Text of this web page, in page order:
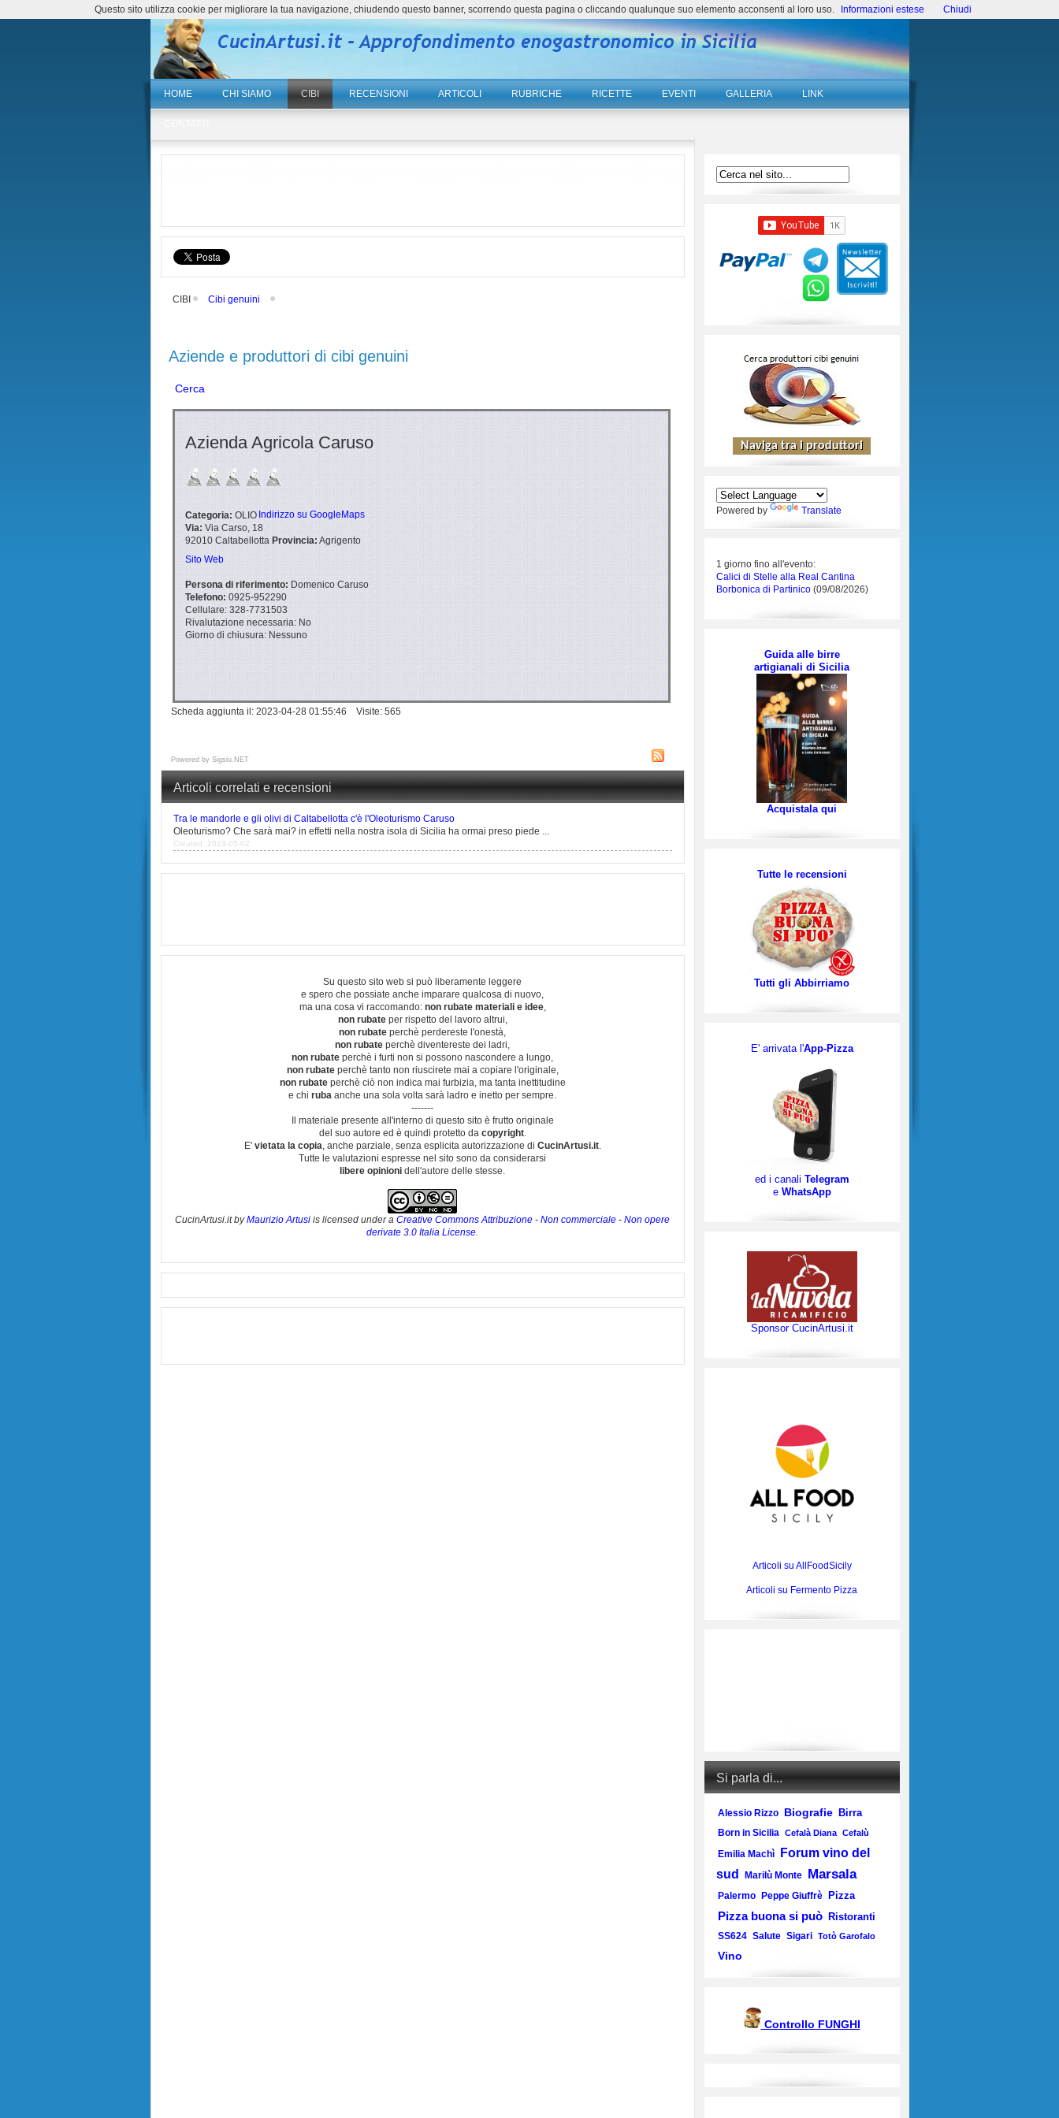
HOME CHI SIAMO CIBI RECENSIONI ARTICOLI RUBRICHE RICETTE EVENTI GALLERIA LINK
CIBI Cibi genuini
Aziende e produttori di cibi genuini
Cerca
Azienda Agricola Caruso
Indirizzo su GoogleMaps
Categoria: OLIO
Via: Via Carso, 18
92010 Caltabellotta Provincia: Agrigento
Sito Web
Persona di riferimento: Domenico Caruso
Telefono: 0925-952290
Cellulare:328-7731503
Rivalutazione necessaria:No
Giorno di chiusura:Nessuno
Scheda aggiunta il: 2023-04-28 01:55:46 Visite: 565
Powered by Sigsiu.NET
Articoli correlati e recensioni
Tra le mandorle e gli olivi di Caltabellotta c'è l'Oleoturismo Caruso
Oleoturismo? Che sarà mai? in effetti nella nostra isola di Sicilia ha ormai preso piede ...
Created: 2023-05-02
Su questo sito web si può liberamente leggere
e spero che possiate anche imparare qualcosa di nuovo,
ma una cosa vi raccomando: non rubate materiali e idee,
non rubateper rispetto del lavoro altrui,
non rubate perchè perdereste l'onestà,
non rubate perchè diventereste dei ladri,
non rubate perchè i furti non si possono nascondere a lungo,
non rubateperchè tanto non riuscirete mai a copiare l'originale,
non rubateperchè ciò non indica mai furbizia, ma tanta inettitudine
e chi ruba anche una sola volta sarà ladro e inetto per sempre.
-------
Il materiale presente all'interno di questo sito è frutto originale
del suo autore ed è quindi protetto da copyright.
E' vietata la copia, anche parziale, senza esplicita autorizzazione di CucinArtusi.it.
Tutte le valutazioni espresse nel sito sono da considerarsi
libere opinioni dell'autore delle stesse.
CucinArtusi.itbyMaurizio Artusi is licensed under a Creative Commons Attribuzione - Non commerciale - Non opere
derivate 3.0 Italia License.
Powered by Translate
1 giorno fino all'evento:
Calici di Stelle alla Real Cantina
Borbonica di Partinico (09/08/2026)
Guida alle birre
artigianali di Sicilia
Acquistala qui
Tutte le recensioni
Tutti gli Abbirriamo
E' arrivata l'App-Pizza
ed i canali Telegram
e WhatsApp
Sponsor CucinArtusi.it
Articoli su AllFoodSicily
Articoli su Fermento Pizza
Si parla di...
Alessio Rizzo Biografie Birra
Born in Sicilia Cefalà Diana Cefalù
Emilia Machì
Forum vino del
sud
Marilù Monte Marsala
Palermo Peppe Giuffrè Pizza
Pizza buona si può Ristoranti
SS624 Salute Sigari Totò Garofalo
Vino
Controllo FUNGHI
Questo sito utilizza cookie per migliorare la tua navigazione, chiudendo questo banner, scorrendo questa pagina o cliccando qualunque suo elemento acconsenti al loro uso. Informazioni estese Chiudi